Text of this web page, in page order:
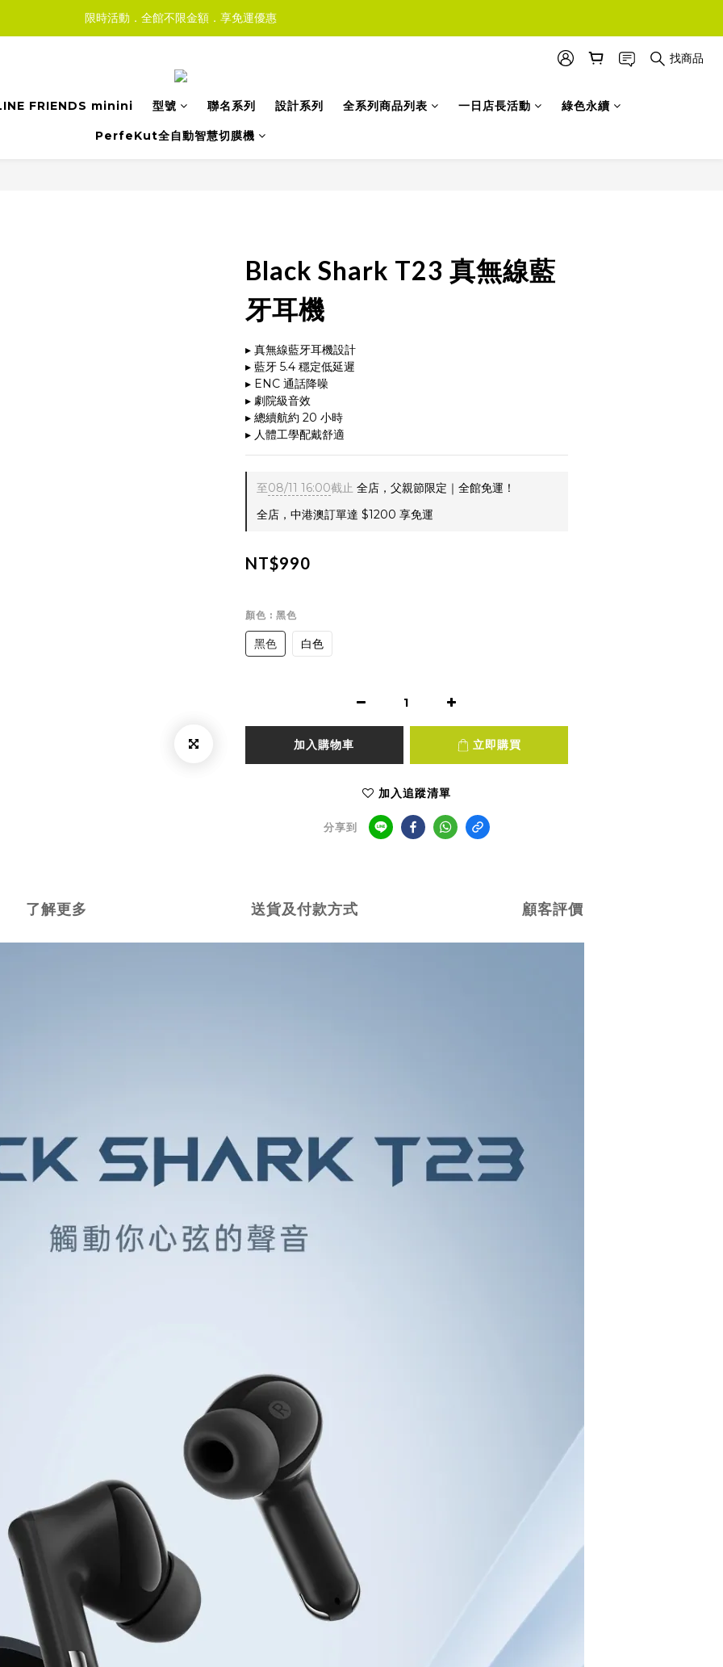
限時活動．全館不限金額．享免運優惠
找商品
FRIENDS minini 型號 聯名系列 設計系列 全系列商品列表 一日店長活動 綠色永續
PerfeKut全自動智慧切膜機
Black Shark T23 真無線藍
牙耳機
▸ 真無線藍牙耳機設計
▸ 藍牙 5.4 穩定低延遲
▸ ENC 通話降噪
▸ 劇院級音效
▸ 總續航約 20 小時
▸ 人體工學配戴舒適
至08/11 16:00截止 全店，父親節限定｜全館免運！
全店，中港澳訂單達 $1200 享免運
NT$990
顏色 : 黑色
黑色 白色
加入購物車 立即購買
加入追蹤清單
分享到
了解更多 送貨及付款方式 顧客評價